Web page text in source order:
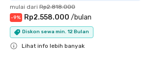
mulai dari Rp2.818.000
-9% Rp2.558.000 /bulan
Diskon sewa min. 12 Bulan
Lihat info lebih banyak